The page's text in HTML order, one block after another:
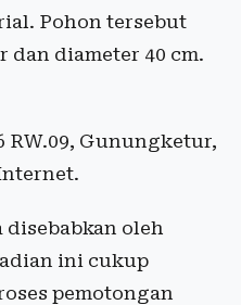
Pohon tersebut
diameter 40 cm.
RW.09, Gunungketur,
oleh
ini cukup
pemotongan